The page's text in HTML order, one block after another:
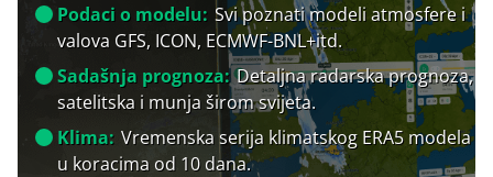
Podaci o modelu: Svi poznati modeli atmosfere i
valova GFS, ICON, ECMWF-BNL+itd.
Sadašnja prognoza: Detaljna radarska prognoza,
satelitska i munja širom svijeta.
Klima: Vremenska serija klimatskog ERA5 modela
u koracima od 10 dana.